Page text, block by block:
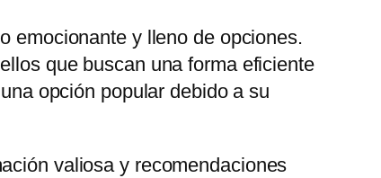
emocionante y lleno de opciones.
que buscan una forma eficiente
opción popular debido a su
valiosa y recomendaciones